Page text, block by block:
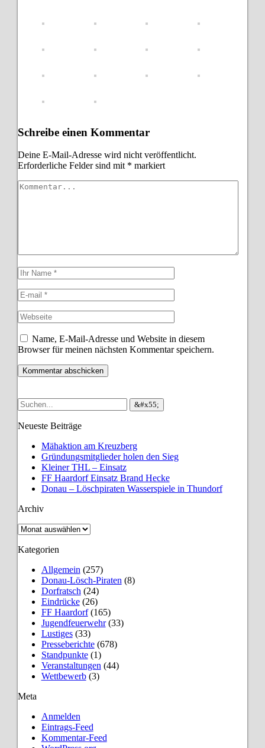
Schreibe einen Kommentar
Deine E-Mail-Adresse wird nicht veröffentlicht.
Erforderliche Felder sind mit * markiert
Name, E-Mail-Adresse und Website in diesem
Browser für meinen nächsten Kommentar speichern.
Neueste Beiträge
Mähaktion am Kreuzberg
Gründungsmitglieder holen den Sieg
Kleiner THL – Einsatz
FF Haardorf Einsatz Brand Hecke
Donau – Löschpiraten Wasserspiele in Thundorf
Archiv
Archiv
Kategorien
Allgemein (257)
Donau-Lösch-Piraten (8)
Dorfratsch (24)
Eindrücke(26)
FF Haardorf(165)
Jugendfeuerwehr(33)
Lustiges(33)
Presseberichte(678)
Standpunkte(1)
Veranstaltungen (44)
Wettbewerb(3)
Meta
Anmelden
Eintrags-Feed
Kommentar-Feed